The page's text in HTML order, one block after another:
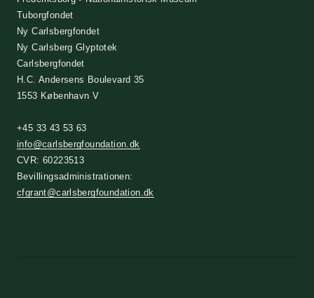
Tuborgfondet
Ny Carlsbergfondet
Ny Carlsberg Glyptotek
Carlsbergfondet
H.C. Andersens Boulevard 35
1553 København V
+45 33 43 53 63
info@carlsbergfoundation.dk
CVR: 60223513
Bevillingsadministrationen:
cfgrant@carlsbergfoundation.dk